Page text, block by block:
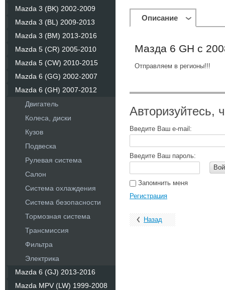
Mazda 3 (BK) 2002-2009
Mazda 3 (BL) 2009-2013
Mazda 3 (BM) 2013-2016
Mazda 5 (CR) 2005-2010
Mazda 5 (CW) 2010-2015
Mazda 6 (GG) 2002-2007
Mazda 6 (GH) 2007-2012
Двигатель
Колеса, диски
Кузов
Подвеска
Рулевая система
Салон
Система охлаждения
Система безопасности
Тормозная система
Трансмиссия
Фильтра
Электрика
Mazda 6 (GJ) 2013-2016
Mazda MPV (LW) 1999-2008
Описание
Мазда 6 GH с
Отправляем в регионы!!!
Авторизуйтесь,
Введите Ваш e-mail:
Введите Ваш пароль:
Запомнить меня
Регистрация
Назад